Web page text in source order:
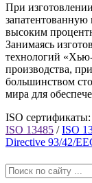
При
высоким
Занимаясь
технологий
производства,
большинством
мира для
ISO сертификаты:
ISO 13485 /ISO
Directive 93/42/